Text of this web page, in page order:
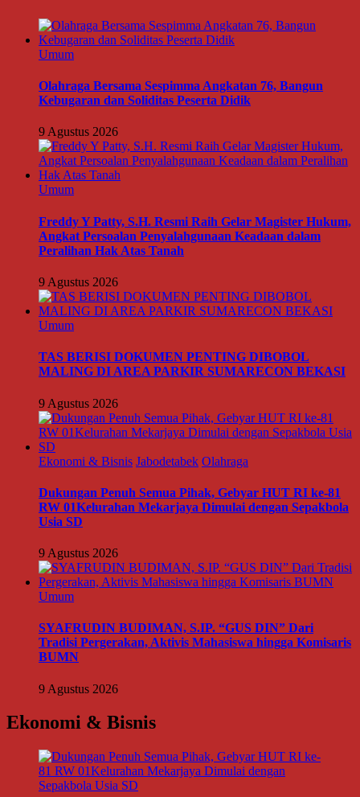
Umum
Olahraga Bersama Sespimma Angkatan 76, Bangun
Kebugaran dan Soliditas Peserta Didik
9 Agustus 2026
Umum
Freddy Y Patty, S.H. Resmi Raih Gelar Magister Hukum,
Angkat Persoalan Penyalahgunaan Keadaan dalam
Peralihan Hak Atas Tanah
9 Agustus 2026
Umum
TAS BERISI DOKUMEN PENTING DIBOBOL
MALING DI AREA PARKIR SUMARECON BEKASI
9 Agustus 2026
Ekonomi & Bisnis Jabodetabek Olahraga
Dukungan Penuh Semua Pihak, Gebyar HUT RI ke-81
RW 01Kelurahan Mekarjaya Dimulai dengan Sepakbola
Usia SD
9 Agustus 2026
Umum
SYAFRUDIN BUDIMAN, S.IP. “GUS DIN” Dari
Tradisi Pergerakan, Aktivis Mahasiswa hingga Komisaris
BUMN
9 Agustus 2026
Ekonomi & Bisnis